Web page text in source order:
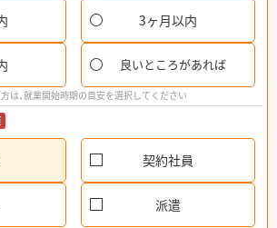
3ヶ月以内
良いところがあれば
は、就業開始時期の目安を選択してください
契約社員
派遣